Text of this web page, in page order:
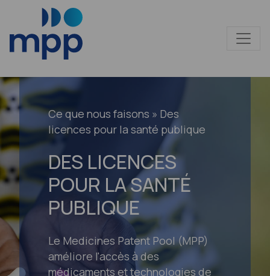
Ce que nous faisons » Des
licences pour la santé publique
DES LICENCES
POUR LA SANTÉ
PUBLIQUE
Le Medicines Patent Pool (MPP)
améliore l'accès à des
médicaments et technologies de